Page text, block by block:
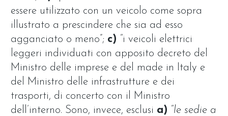
essere utilizzato con un veicolo come sopra
illustrato a prescindere che sia ad esso
agganciato o meno”; c) “i veicoli elettrici
leggeri individuati con apposito decreto del
Ministro delle imprese e del made in Italy e
del Ministro delle infrastrutture e dei
trasporti, di concerto con il Ministro
dell’interno. Sono, invece, esclusi a) “le sedie a